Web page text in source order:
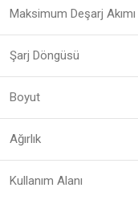
Maksimum Deşarj Akımı
Şarj Döngüsü
Boyut
Ağırlık
Kullanım Alanı